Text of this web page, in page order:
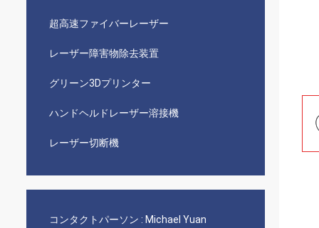
超高速ファイバーレーザー
レーザー障害物除去装置
グリーン3Dプリンター
ハンドヘルドレーザー溶接機
レーザー切断機
コンタクトパーソン : Michael Yuan